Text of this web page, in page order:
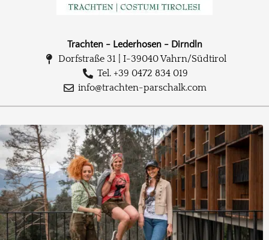
Trachten - Lederhosen - Dirndln
Dorfstraße 31 | I-39040 Vahrn/Südtirol
Tel. +39 0472 834 019
info@trachten-parschalk.com